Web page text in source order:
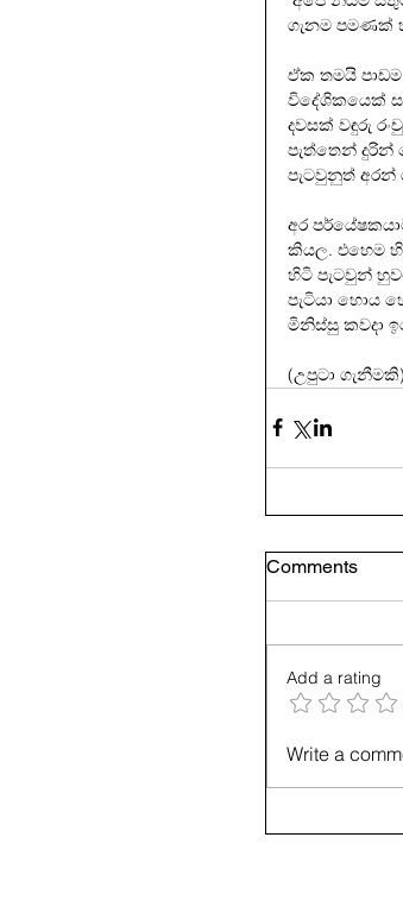
ගැනම පමණක්
ඒක තමයි
විදේශිකයෙක්
දවසක් වඳුරු
පැත්තෙන් දුරින්
පැටවුනුත් අරන්
අර
කියල. එහෙම
හිටි පැටවුන්
පැටියා හොය
මිනිස්සු කවදා
(උපුටා ගැනීමකි)
Comments
Add a rating
Write a